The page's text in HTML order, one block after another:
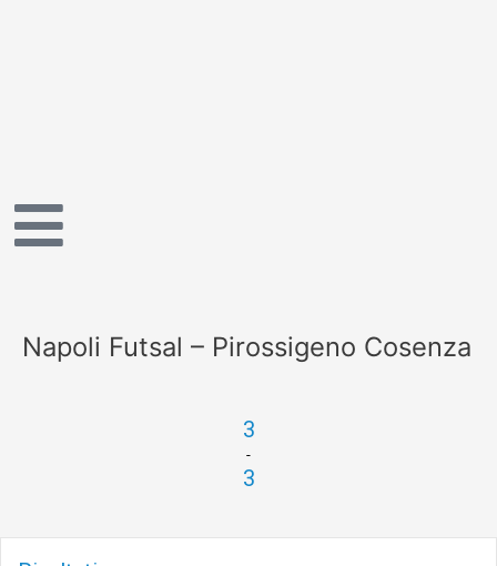
Napoli Futsal – Pirossigeno Cosenza
3
-
3